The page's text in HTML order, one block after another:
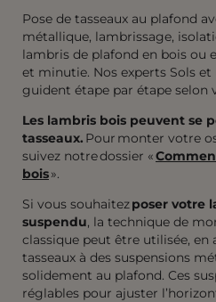
Pose de tasseaux au plafond
métallique, lambrissage,
lambris de plafond en bois ou
et minutie. Nos experts Sols et
guident étape par étape selon
Les lambris bois peuvent se
tasseaux. Pour monter votre
suivez notre dossier «
bois».
Si vous souhaitezposer votre
suspendu, la technique de
classique peut être utilisée, en
tasseaux à des suspensions
solidement au plafond. Ces
réglables pour ajuster